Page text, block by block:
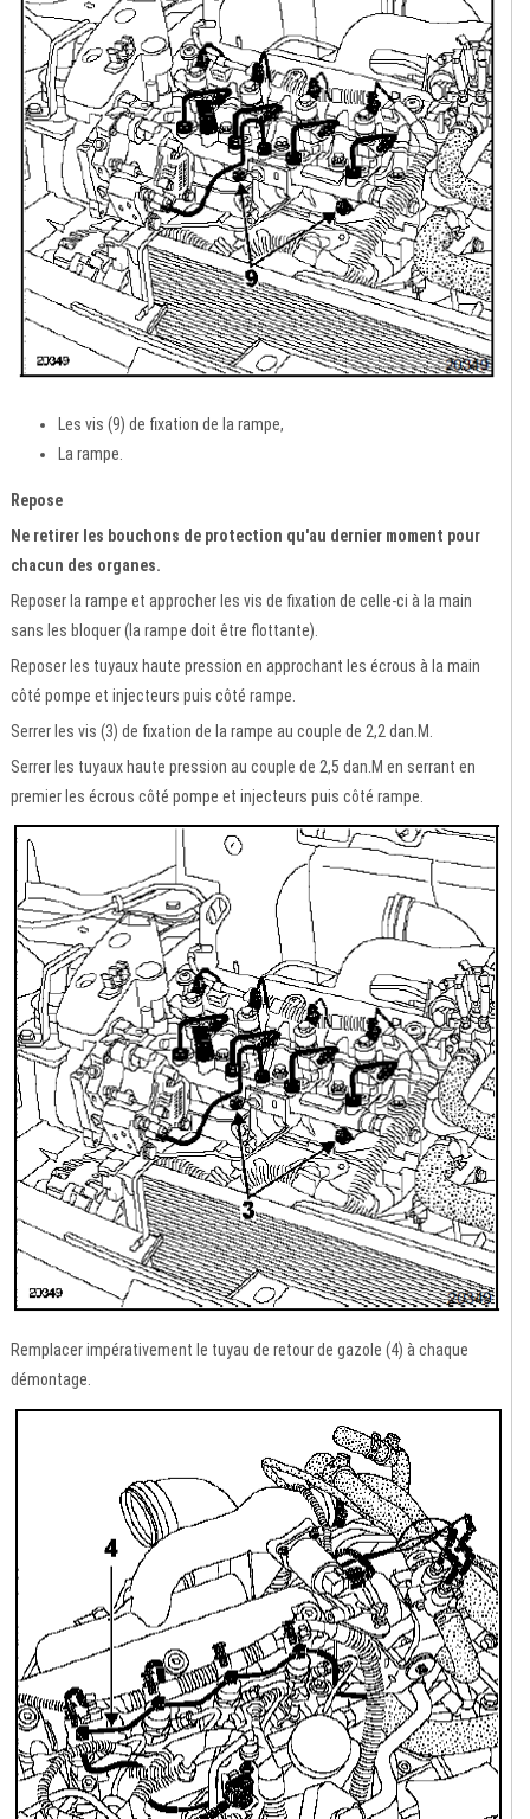
Les vis (9) de fixation de la rampe,
La rampe.
Repose
Ne retirer les bouchons de protection qu'au dernier moment pour
chacun des organes.
Reposer la rampe et approcher les vis de fixation de celle-ci à la main
sans les bloquer (la rampe doit être flottante).
Reposer les tuyaux haute pression en approchant les écrous à la main
côté pompe et injecteurs puis côté rampe.
Serrer les vis (3) de fixation de la rampe au couple de 2,2 dan.M.
Serrer les tuyaux haute pression au couple de 2,5 dan.M en serrant en
premier les écrous côté pompe et injecteurs puis côté rampe.
Remplacer impérativement le tuyau de retour de gazole (4) à chaque
démontage.